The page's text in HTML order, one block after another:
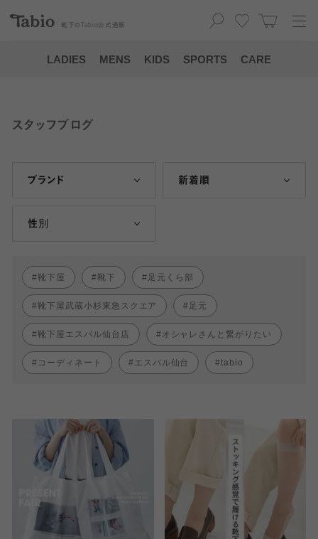
靴下の Tabio 公式通販
LADIES MENS KIDS SPORTS CARE
スタッフブログ
ブランド 新着順
性別
靴下屋 靴下 足元くら部
靴下屋武蔵小杉東急スクエア 足元
靴下屋エスパル仙台店 オシャレさんと繋がりたい
コーディネート エスパル仙台 tabio